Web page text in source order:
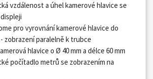
vzdálenost a úhel kamerové hlavice se
pro vyrovnání kamerové hlavice do
zobrazení paralelně k trubce
hlavice o Ø 40 mm a délce 60 mm
počítadlo metrů se zobrazením na